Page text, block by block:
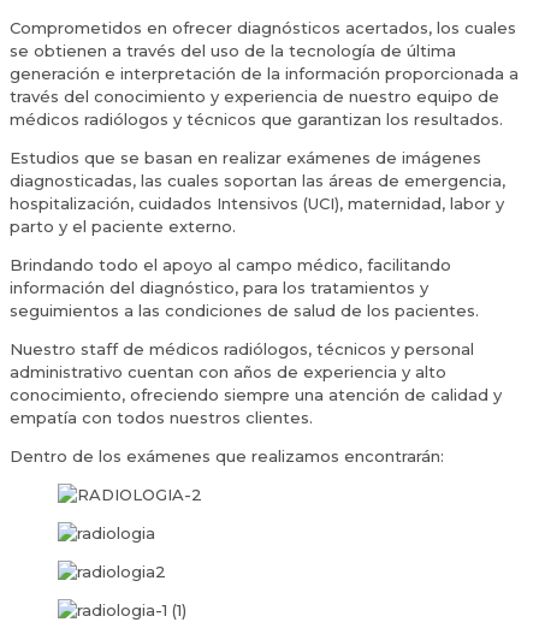
Comprometidos en ofrecer diagnósticos acertados, los cuales
se obtienen a través del uso de la tecnología de última
generación e interpretación de la información proporcionada a
través del conocimiento y experiencia de nuestro equipo de
médicos radiólogos y técnicos que garantizan los resultados.
Estudios que se basan en realizar exámenes de imágenes
diagnosticadas, las cuales soportan las áreas de emergencia,
hospitalización, cuidados Intensivos (UCI), maternidad, labor y
parto y el paciente externo.
Brindando todo el apoyo al campo médico, facilitando
información del diagnóstico, para los tratamientos y
seguimientos a las condiciones de salud de los pacientes.
Nuestro staff de médicos radiólogos, técnicos y personal
administrativo cuentan con años de experiencia y alto
conocimiento, ofreciendo siempre una atención de calidad y
empatía con todos nuestros clientes.
Dentro de los exámenes que realizamos encontrarán: